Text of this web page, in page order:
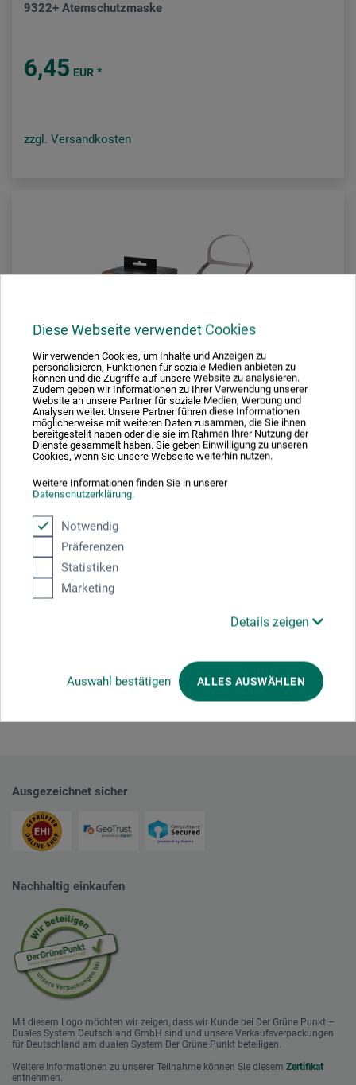
Diese Webseite verwendet Cookies
Wir verwenden Cookies, um Inhalte und Anzeigen zu
personalisieren, Funktionen für soziale Medien anbieten zu
können und die Zugriffe auf unsere Website zu analysieren.
Zudem geben wir Informationen zu Ihrer Verwendung unserer
Website an unsere Partner für soziale Medien, Werbung und
Analysen weiter. Unsere Partner führen diese Informationen
möglicherweise mit weiteren Daten zusammen, die Sie ihnen
bereitgestellt haben oder die sie im Rahmen Ihrer Nutzung der
Dienste gesammelt haben. Sie geben Einwilligung zu unseren
Cookies, wenn Sie unsere Webseite weiterhin nutzen.
Weitere Informationen finden Sie in unserer
Datenschutzerklärung.
Notwendig
Präferenzen
Statistiken
Marketing
Details zeigen
Auswahl bestätigen ALLES AUSWÄHLEN
9322+ Atemschutzmaske
6,45 EUR *
zzgl. Versandkosten
3M
6002KIT-1 Atemschutzmaske
74,50 EUR
Ausgezeichnet sicher
Nachhaltig einkaufen
Mit diesem Logo möchten wir zeigen, dass wir Kunde bei Der Grüne Punkt –
Duales System Deutschland GmbH sind und unsere Verkaufsverpackungen
für Deutschland am dualen System Der Grüne Punkt beteiligen.
Weitere Informationen zu unserer Teilnahme können Sie diesem Zertifikat
entnehmen.